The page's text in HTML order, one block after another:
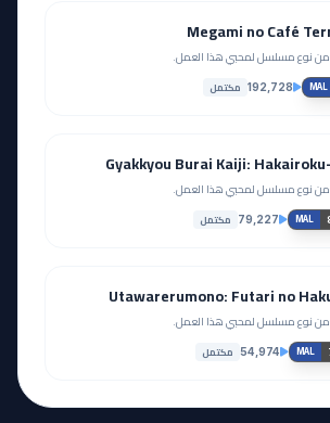
Megami no Café
من نوع مسلسل لمحبي هذا العمل.
MAL
192,728 مكتمل
Gyakkyou Burai Kaiji:
من نوع مسلسل لمحبي هذا العمل.
MAL
79,227 مكتمل
Utawarerumono: Futari no
من نوع مسلسل لمحبي هذا العمل.
MAL
54,974 مكتمل